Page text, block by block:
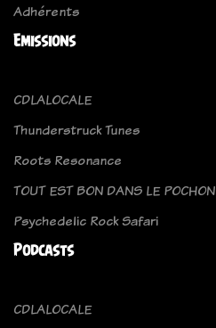
Adhérents
Emissions
CDLALOCALE
Thunderstruck Tunes
Roots Resonance
TOUT EST BON DANS LE POCHON
Psychedelic Rock Safari
Podcasts
CDLALOCALE